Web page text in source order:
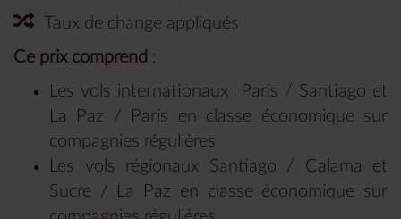
Taux de change appliqués
Ce prix comprend :
Les vols internationaux Paris / Santiago et
La Paz / Paris en classe économique sur
compagnies régulières
Les vols régionaux Santiago / Calama et
Sucre / La Paz en classe économique sur